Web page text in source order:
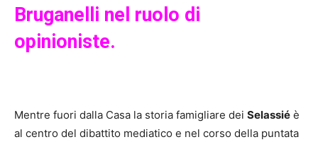
Bruganelli nel ruolo di
opinioniste.
Mentre fuori dalla Casa la storia famigliare dei Selassié è
al centro del dibattito mediatico e nel corso della puntata